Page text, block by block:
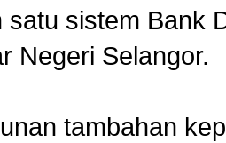
satu sistem Bank
Negeri Selangor.
tambahan